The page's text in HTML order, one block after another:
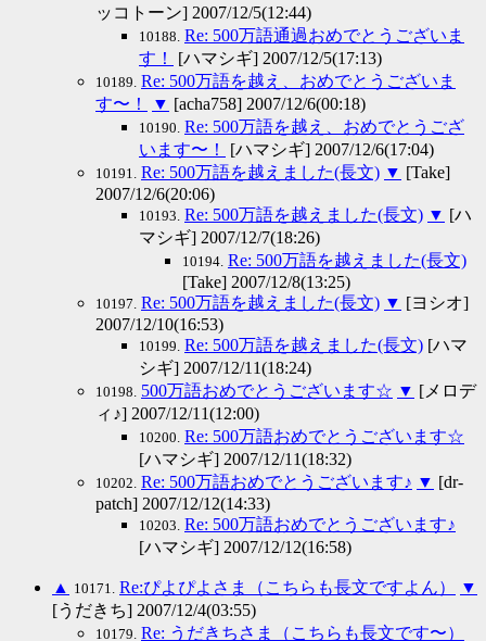
ッコトーン] 2007/12/5(12:44)
10188. Re: 500万語通過おめでとうございま
す！
[ハマシギ] 2007/12/5(17:13)
10189. Re: 500万語を越え、おめでとうございま
す〜！
▼ [acha758] 2007/12/6(00:18)
10190. Re: 500万語を越え、おめでとうござ
います〜！
[ハマシギ] 2007/12/6(17:04)
10191. Re: 500万語を越えました(長文) ▼ [Take]
2007/12/6(20:06)
10193. Re: 500万語を越えました(長文) ▼ [ハ
マシギ] 2007/12/7(18:26)
10194. Re: 500万語を越えました(長文)
[Take] 2007/12/8(13:25)
10197. Re: 500万語を越えました(長文) ▼ [ヨシオ]
2007/12/10(16:53)
10199. Re: 500万語を越えました(長文) [ハマ
シギ] 2007/12/11(18:24)
10198. 500万語おめでとうございます☆ ▼ [メロデ
ィ♪] 2007/12/11(12:00)
10200. Re: 500万語おめでとうございます☆
[ハマシギ] 2007/12/11(18:32)
10202. Re: 500万語おめでとうございます♪ ▼ [dr-
patch] 2007/12/12(14:33)
10203. Re: 500万語おめでとうございます♪
[ハマシギ] 2007/12/12(16:58)
▲ 10171. Re:ぴよぴよさま（こちらも長文ですよん）
▼
[うだきち] 2007/12/4(03:55)
10179. Re: うだきちさま（こちらも長文です〜）